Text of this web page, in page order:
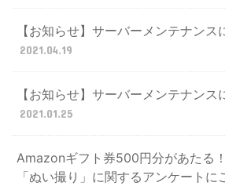
【お知らせ】サーバーメンテナンス
2021.04.19
【お知らせ】サーバーメンテナンス
2021.01.25
Amazonギフト券500円分があたる
「ぬい撮り」に関するアンケートに